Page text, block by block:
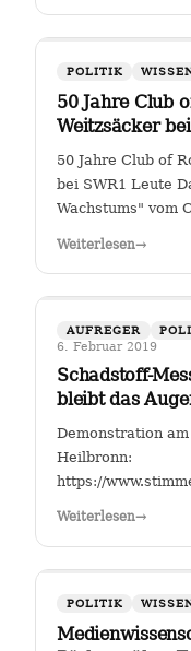
POLITIK
50 Jahre Club
Weitzsäcker
50 Jahre Club of
bei SWR1 Leute
Wachstums" vom
Weiterlesen→
AUFREGER
6. Februar 2019
Schadstoff-
bleibt das
Demonstration
Heilbronn:
https://
Fahrverbote-
Weiterlesen→
POLITIK